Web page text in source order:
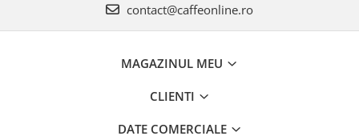
contact@caffeonline.ro
MAGAZINUL MEU
CLIENTI
DATE COMERCIALE